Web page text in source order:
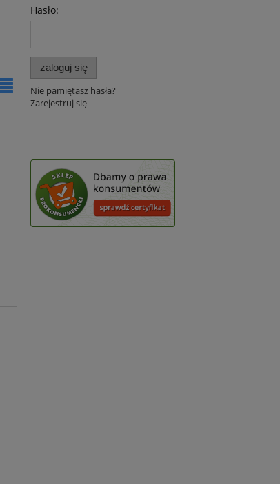
Hasło:
zaloguj się
Nie pamiętasz hasła?
Zarejestruj się